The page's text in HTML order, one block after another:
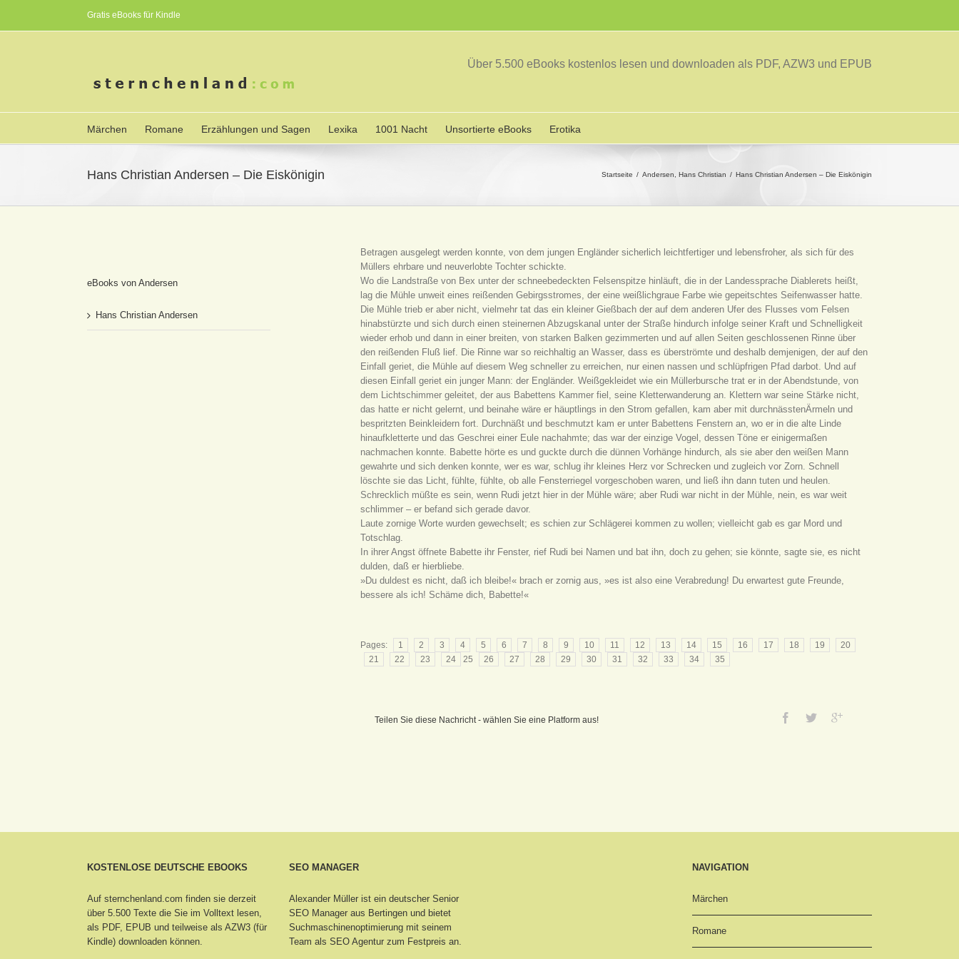
Gratis eBooks für Kindle
Über 5.500 eBooks kostenlos lesen und downloaden als PDF, AZW3 und EPUB
Märchen Romane Erzählungen und Sagen Lexika 1001 Nacht Unsortierte eBooks Erotika
Hans Christian Andersen – Die Eiskönigin Startseite Andersen, Hans Christian Hans Christian Andersen – Die Eiskönigin
Betragen ausgelegt werden konnte, von dem jungen Engländer sicherlich leichtfertiger und lebensfroher, als sich für des
Müllers ehrbare und neuverlobte Tochter schickte.
Wo die Landstraße von Bex unter der schneebedeckten Felsenspitze hinläuft, die in der Landessprache Diablerets heißt,
lag die Mühle unweit eines reißenden Gebirgsstromes, der eine weißlichgraue Farbe wie gepeitschtes Seifenwasser hatte.
Die Mühle trieb er aber nicht, vielmehr tat das ein kleiner Gießbach der auf dem anderen Ufer des Flusses vom Felsen
hinabstürzte und sich durch einen steinernen Abzugskanal unter der Straße hindurch infolge seiner Kraft und Schnelligkeit
wieder erhob und dann in einer breiten, von starken Balken gezimmerten und auf allen Seiten geschlossenen Rinne über
den reißenden Fluß lief. Die Rinne war so reichhaltig an Wasser, dass es überströmte und deshalb demjenigen, der auf den
Einfall geriet, die Mühle auf diesem Weg schneller zu erreichen, nur einen nassen und schlüpfrigen Pfad darbot. Und auf
diesen Einfall geriet ein junger Mann: der Engländer. Weißgekleidet wie ein Müllerbursche trat er in der Abendstunde, von
dem Lichtschimmer geleitet, der aus Babettens Kammer fiel, seine Kletterwanderung an. Klettern war seine Stärke nicht,
das hatte er nicht gelernt, und beinahe wäre er häuptlings in den Strom gefallen, kam aber mit durchnässtenÄrmeln und
bespritzten Beinkleidern fort. Durchnäßt und beschmutzt kam er unter Babettens Fenstern an, wo er in die alte Linde
hinaufkletterte und das Geschrei einer Eule nachahmte; das war der einzige Vogel, dessen Töne er einigermaßen
nachmachen konnte. Babette hörte es und guckte durch die dünnen Vorhänge hindurch, als sie aber den weißen Mann
gewahrte und sich denken konnte, wer es war, schlug ihr kleines Herz vor Schrecken und zugleich vor Zorn. Schnell
löschte sie das Licht, fühlte, fühlte, ob alle Fensterriegel vorgeschoben waren, und ließ ihn dann tuten und heulen.
Schrecklich müßte es sein, wenn Rudi jetzt hier in der Mühle wäre; aber Rudi war nicht in der Mühle, nein, es war weit
schlimmer – er befand sich gerade davor.
Laute zornige Worte wurden gewechselt; es schien zur Schlägerei kommen zu wollen; vielleicht gab es gar Mord und
Totschlag.
In ihrer Angst öffnete Babette ihr Fenster, rief Rudi bei Namen und bat ihn, doch zu gehen; sie könnte, sagte sie, es nicht
dulden, daß er hierbliebe.
»Du duldest es nicht, daß ich bleibe!« brach er zornig aus, »es ist also eine Verabredung! Du erwartest gute Freunde,
bessere als ich! Schäme dich, Babette!«
Pages: 1 2 3 4 5 6 7 8 9 10 11 12 13 14 15 16 17 18 19
20
21
22 23 24 25 26 27 28 29 30 31 32 33 34 35
Teilen Sie diese Nachricht - wählen Sie eine Platform aus!
eBooks von Andersen
Hans Christian Andersen
KOSTENLOSE DEUTSCHE EBOOKS
Auf sternchenland.com finden sie derzeit
über 5.500 Texte die Sie im Volltext lesen,
als PDF, EPUB und teilweise als AZW3 (für
Kindle) downloaden können.
SEO MANAGER
Alexander Müller ist ein deutscher Senior
SEO Manager aus Bertingenund bietet
Suchmaschinenoptimierung mit seinem
Team als SEO Agentur zum Festpreis an.
NAVIGATION
Märchen
Romane